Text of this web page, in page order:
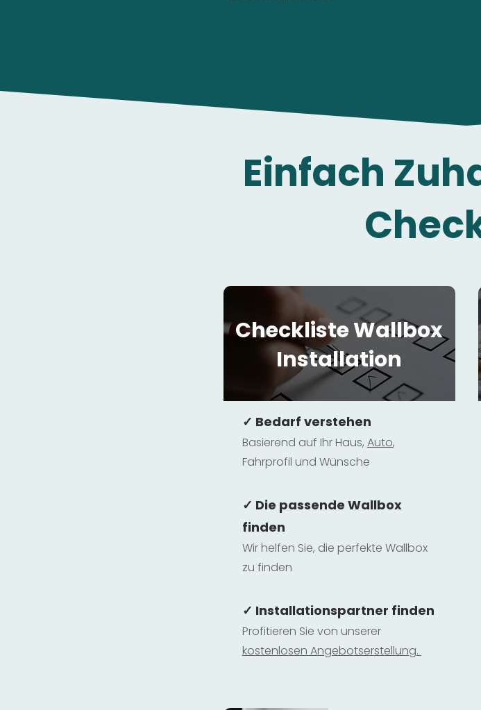
Einfach
Checkliste Wallbox
Installation
✓ Bedarf verstehen
Basierend auf Ihr Haus, Auto,
Fahrprofil und Wünsche
✓ Die passende Wallbox
finden
Wir helfen Sie, die perfekte Wallbox
zu finden
✓ Installationspartner finden
Profitieren Sie von unserer
kostenlosen Angebotserstellung.